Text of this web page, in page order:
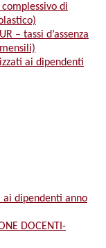
di
– tassi d’assenza
ai dipendenti
dipendenti anno
DOCENTI-